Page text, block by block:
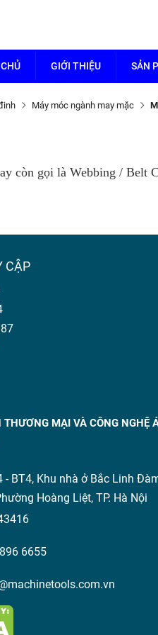
GIỚI THIỆU SẢN
Máy móc ngành may mặc
còn gọi là Webbing / Belt
CẬP
THƯƠNG MẠI VÀ CÔNG NGHỆ
- BT4, Khu nhà ở Bắc Linh
Hoàng Liệt, TP. Hà Nội
6655